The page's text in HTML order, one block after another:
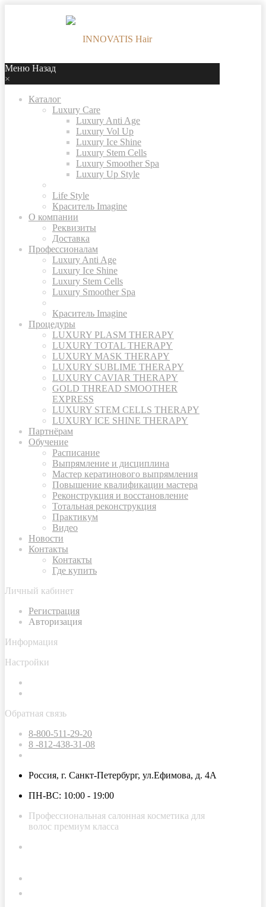
Меню Назад
×
Каталог
Luxury Care
Luxury Anti Age
Luxury Vol Up
Luxury Ice Shine
Luxury Stem Cells
Luxury Smoother Spa
Luxury Up Style
Life Style
Краситель Imagine
О компании
Реквизиты
Доставка
Профессионалам
Luxury Anti Age
Luxury Ice Shine
Luxury Stem Cells
Luxury Smoother Spa
Краситель Imagine
Процедуры
LUXURY PLASM THERAPY
LUXURY TOTAL THERAPY
LUXURY MASK THERAPY
LUXURY SUBLIME THERAPY
LUXURY CAVIAR THERAPY
GOLD THREAD SMOOTHER
EXPRESS
LUXURY STEM CELLS THERAPY
LUXURY ICE SHINE THERAPY
Партнёрам
Обучение
Расписание
Выпрямление и дисциплина
Мастер кератинового выпрямления
Повышение квалификации мастера
Реконструкция и восстановление
Тотальная реконструкция
Практикум
Видео
Новости
Контакты
Контакты
Где купить
Личный кабинет
Регистрация
Авторизация
Информация
Настройки
Обратная связь
8-800-511-29-20
8 -812-438-31-08
Россия, г. Санкт-Петербург, ул.Ефимова, д. 4А
ПН-ВС: 10:00 - 19:00
Профессиональная салонная косметика для
волос премиум класса